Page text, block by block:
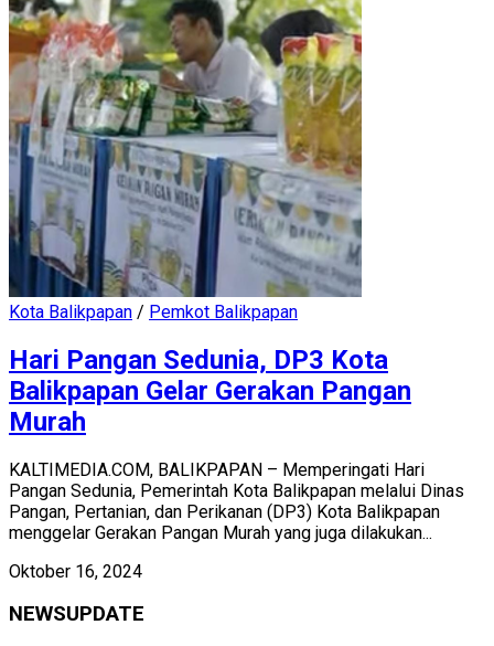
Kota Balikpapan / Pemkot Balikpapan
Hari Pangan Sedunia, DP3 Kota
Balikpapan Gelar Gerakan Pangan
Murah
KALTIMEDIA.COM, BALIKPAPAN – Memperingati Hari
Pangan Sedunia, Pemerintah Kota Balikpapan melalui Dinas
Pangan, Pertanian, dan Perikanan (DP3) Kota Balikpapan
menggelar Gerakan Pangan Murah yang juga dilakukan...
Oktober 16, 2024
NEWSUPDATE